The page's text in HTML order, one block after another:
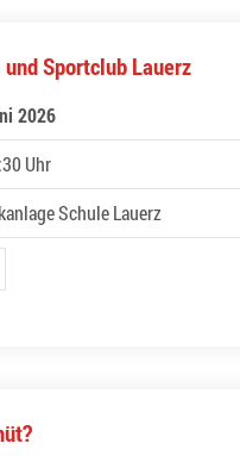
Sportclub Lauerz
2026
Uhr
Schule Lauerz